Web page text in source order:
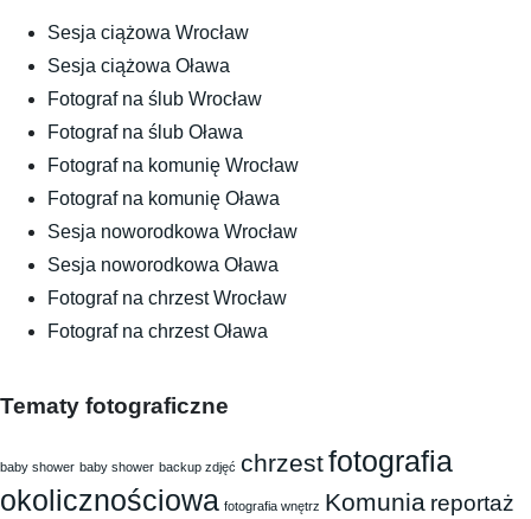
Sesja ciążowa Wrocław
Sesja ciążowa Oława
Fotograf na ślub Wrocław
Fotograf na ślub Oława
Fotograf na komunię Wrocław
Fotograf na komunię Oława
Sesja noworodkowa Wrocław
Sesja noworodkowa Oława
Fotograf na chrzest Wrocław
Fotograf na chrzest Oława
Tematy fotograficzne
baby shower baby shower backup zdjęć chrzestfotografia
okolicznościowa fotografia wnętrz Komunia reportaż